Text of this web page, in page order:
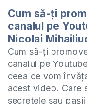
Cum să-ți
canalul pe
Nicolai
Cum să-ți
canalul pe
ceea ce vom
acest video. Care
secretele sau